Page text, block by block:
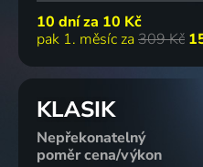
10 dní za 10 Kč
pak 1. měsíc za 309 Kč
KLASIK
Nepřekonatelný
poměr cena/výkon